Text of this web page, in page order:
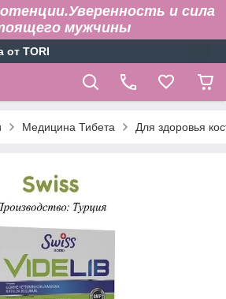
и сила
мужчины
от TORI
Медицина Тибета Для здоровья